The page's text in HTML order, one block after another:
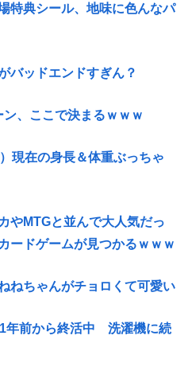
特典シール、地味に色んなパ
バッドエンドすぎん？
ン、ここで決まるｗｗｗ
現在の身長＆体重ぶっちゃ
やMTGと並んで大人気だっ
ードゲームが見つかるｗｗｗ
ねちゃんがチョロくて可愛い
1年前から終活中 洗濯機に続